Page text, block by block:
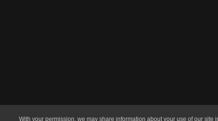
With your permission, we may share information about your use of our site